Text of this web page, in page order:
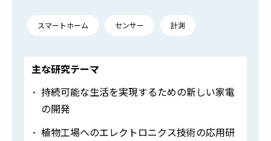
スマートホーム センサー 計測
主な研究テーマ
持続可能な生活を実現するための新しい家電
の開発
植物工場へのエレクトロニクス技術の応用研